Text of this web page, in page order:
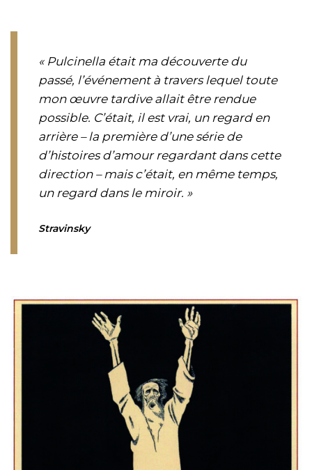
« Pulcinella était ma découverte du
passé, l’événement à travers lequel toute
mon œuvre tardive allait être rendue
possible. C’était, il est vrai, un regard en
arrière – la première d’une série de
d’histoires d’amour regardant dans cette
direction – mais c’était, en même temps,
un regard dans le miroir. »
Stravinsky